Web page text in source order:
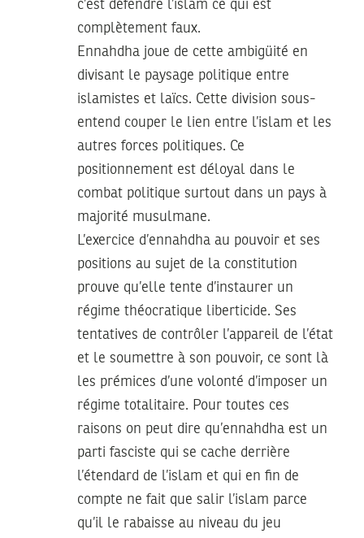
c’est défendre l’islam ce qui est
complètement faux.
Ennahdha joue de cette ambigüité en
divisant le paysage politique entre
islamistes et laïcs. Cette division sous-
entend couper le lien entre l’islam et les
autres forces politiques. Ce
positionnement est déloyal dans le
combat politique surtout dans un pays à
majorité musulmane.
L’exercice d’ennahdha au pouvoir et ses
positions au sujet de la constitution
prouve qu’elle tente d’instaurer un
régime théocratique liberticide. Ses
tentatives de contrôler l’appareil de l’état
et le soumettre à son pouvoir, ce sont là
les prémices d’une volonté d’imposer un
régime totalitaire. Pour toutes ces
raisons on peut dire qu’ennahdha est un
parti fasciste qui se cache derrière
l’étendard de l’islam et qui en fin de
compte ne fait que salir l’islam parce
qu’il le rabaisse au niveau du jeu